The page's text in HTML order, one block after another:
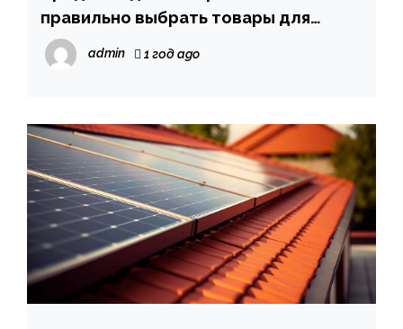
правильно выбрать товары для
полировки
admin 1 год ago